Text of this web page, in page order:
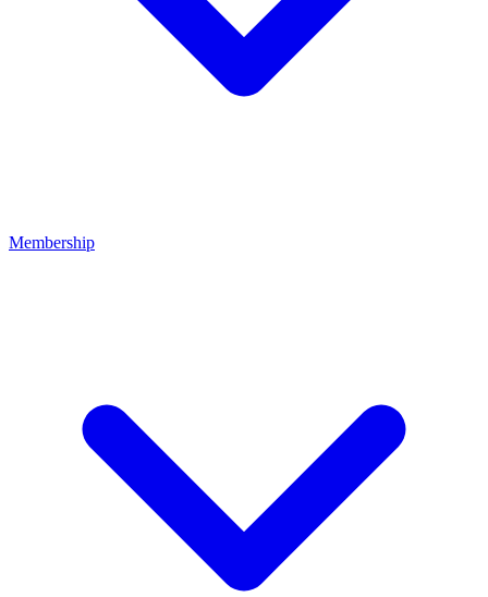
Membership